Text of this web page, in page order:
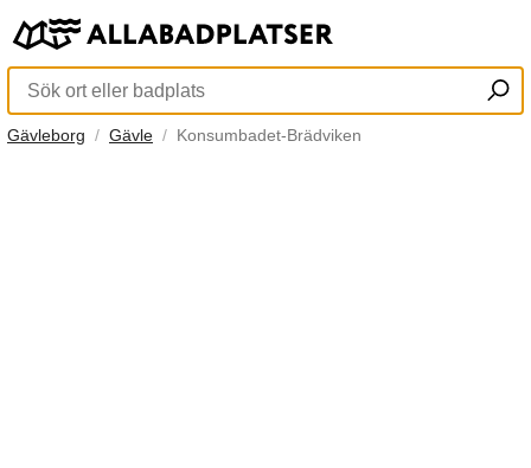
Gävleborg Gävle Konsumbadet-Brädviken